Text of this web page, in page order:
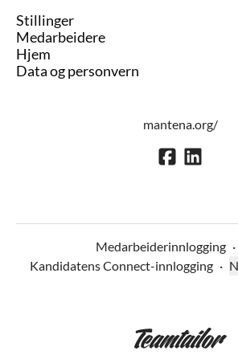
Stillinger
Medarbeidere
Hjem
Data og personvern
mantena.org/
Medarbeiderinnlogging ·
Kandidatens Connect-innlogging ·